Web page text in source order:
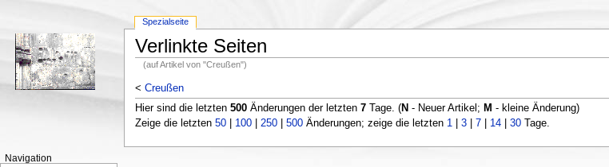
Verlinkte Seiten
(auf Artikel von "Creußen")
< Creußen
Hier sind die letzten 500Änderungen der letzten 7Tage. (N - Neuer Artikel; M - kleine Änderung)
Zeige die letzten 50| 100| 250| 500Änderungen; zeige die letzten 1| 3| 7| 14| 30Tage.
Spezialseite
Navigation